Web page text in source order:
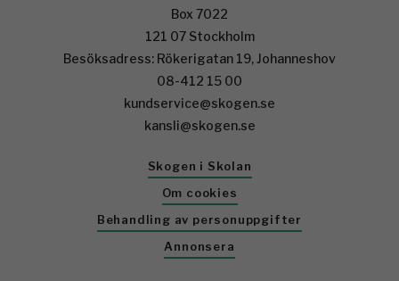
Box 7022
121 07 Stockholm
Besöksadress: Rökerigatan 19, Johanneshov
08-412 15 00
kundservice@skogen.se
kansli@skogen.se
Skogen i Skolan
Om cookies
Behandling av personuppgifter
Annonsera